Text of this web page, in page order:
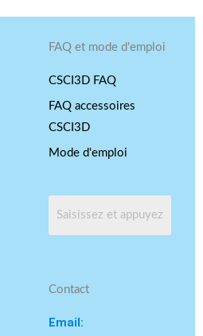
FAQ et mode d'emploi
CSCI3D FAQ
FAQ accessoires
CSCI3D
Mode d'emploi
Contact
Email: